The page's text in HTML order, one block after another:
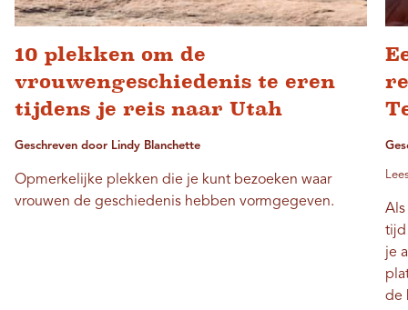
10 plekken om de
vrouwengeschiedenis te eren
tijdens je reis naar Utah
Geschreven door Lindy Blanchette
Opmerkelijke plekken die je kunt bezoeken waar
vrouwen de geschiedenis hebben vormgegeven.
Als
tijd
je
de